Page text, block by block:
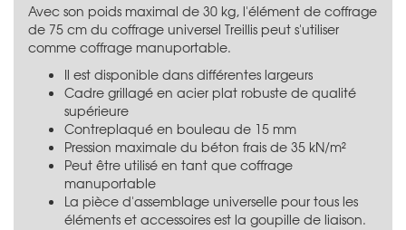
Avec son poids maximal de 30 kg, l'élément de coffrage
de 75 cm du coffrage universel Treillis peut s'utiliser
comme coffrage manuportable.
Il est disponible dans différentes largeurs
Cadre grillagé en acier plat robuste de qualité
supérieure
Contreplaqué en bouleau de 15 mm
Pression maximale du béton frais de 35 kN/m²
Peut être utilisé en tant que coffrage
manuportable
La pièce d'assemblage universelle pour tous les
éléments et accessoires est la goupille de liaison.